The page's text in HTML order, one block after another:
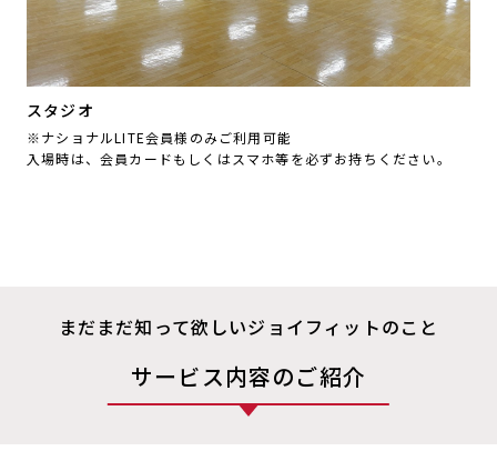
スタジオ
※ナショナルLITE会員様のみご利用可能
入場時は、会員カードもしくはスマホ等を必ずお持ちください。
まだまだ知って欲しいジョイフィットのこと
サービス内容のご紹介